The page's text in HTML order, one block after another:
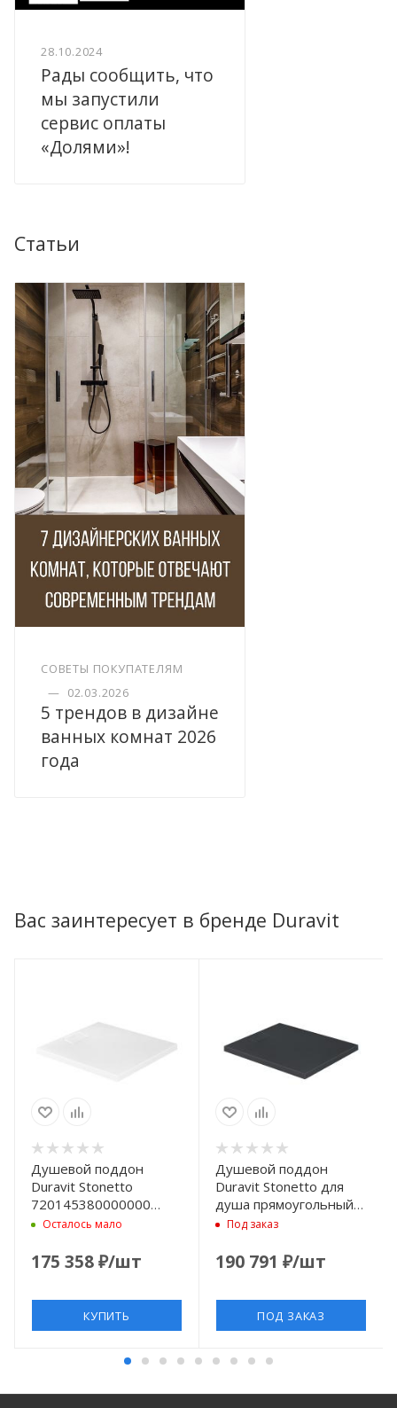
28.10.2024
Рады сообщить, что
мы запустили
сервис оплаты
«Долями»!
Статьи
СОВЕТЫ ПОКУПАТЕЛЯМ
— 02.03.2026
5 трендов в дизайне
ванных комнат 2026
года
Вас заинтересует в бренде Duravit
Душевой поддон
Duravit Stonetto
720145380000000
композитный, 90x80х5
Осталось мало
175 358₽/шт
КУПИТЬ
Душевой поддон
Duravit Stonetto для
душа прямоугольный
1000х800х50 мм.,
антрацит
Под заказ
190 791 ₽/шт
ПОД ЗАКАЗ